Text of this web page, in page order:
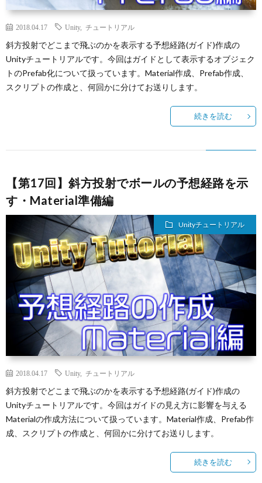
2018.04.17 Unity, チュートリアル
斜方投射でどこまで飛ぶのかを表示する予想経路(ガイド)作成の
Unityチュートリアルです。今回はガイドとして表示するオブジェク
トのPrefab化について扱っています。Material作成、Prefab作成、
スクリプトの作成と、何回かに分けてお送りします。
続きを読む
【第17回】斜方投射でボールの予想経路を示
す・Material準備編
Unityチュートリアル
2018.04.17 Unity, チュートリアル
斜方投射でどこまで飛ぶのかを表示する予想経路(ガイド)作成の
Unityチュートリアルです。今回はガイドの見え方に影響を与える
Materialの作成方法について扱っています。Material作成、Prefab作
成、スクリプトの作成と、何回かに分けてお送りします。
続きを読む